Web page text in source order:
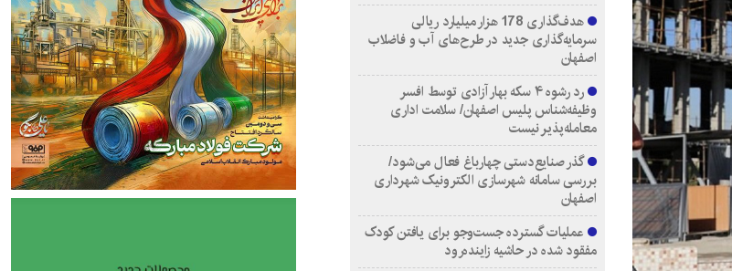
هدف‌گذاری 178 هزار میلیارد ریالی
سرمایه‌گذاری جدید در طرح‌های آب و فاضلاب
اصفهان
رد رشوه ۴ سکه بهار آزادی توسط افسر
وظیفه‌شناس پلیس اصفهان/ سلامت اداری
معامله‌پذیر نیست
گذر صنایع‌دستی چهارباغ فعال می‌شود/
بررسی سامانه شهرسازی الکترونیک شهرداری
اصفهان
عملیات گسترده جست‌وجو برای یافتن کودک
مفقود شده در حاشیه زاینده‌رود